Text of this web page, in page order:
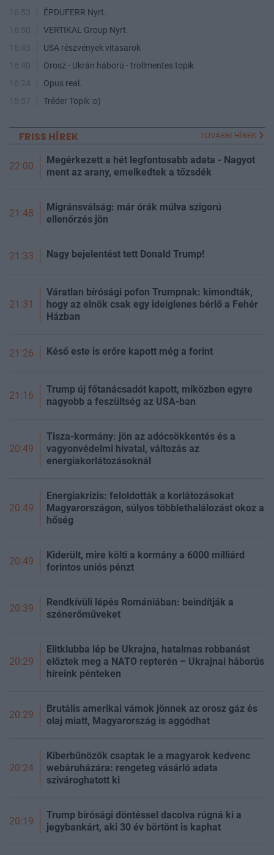
16:53
ÉPDUFERR Nyrt.
16:50
VERTIKAL Group Nyrt.
16:43
USA részvények vitasarok
16:40
Orosz - Ukrán háború - trollmentes topik
16:24
Opus real.
15:57
Tréder Topik :o)
FRISS HÍREK TOVÁBBI HÍREK
22:00
Megérkezett a hét legfontosabb adata - Nagyot
ment az arany, emelkedtek a tőzsdék
21:48
Migránsválság: már órák múlva szigorú
ellenőrzés jön
21:33 Nagy bejelentést tett Donald Trump!
21:31
Váratlan bírósági pofon Trumpnak: kimondták,
hogy az elnök csak egy ideiglenes bérlő a Fehér
Házban
21:26 Késő este is erőre kapott még a forint
21:16
Trump új főtanácsadót kapott, miközben egyre
nagyobb a feszültség az USA-ban
20:49
Tisza-kormány: jön az adócsökkentés és a
vagyonvédelmi hivatal, változás az
energiakorlátozásoknál
20:49
Energiakrízis: feloldották a korlátozásokat
Magyarországon, súlyos többlethalálozást okoz a
hőség
20:49
Kiderült, mire költi a kormány a 6000 milliárd
forintos uniós pénzt
20:39
Rendkívüli lépés Romániában: beindítják a
szénerőműveket
20:29
Elitklubba lép be Ukrajna, hatalmas robbanást
előztek meg a NATO repterén – Ukrajnai háborús
híreink pénteken
20:29
Brutális amerikai vámok jönnek az orosz gáz és
olaj miatt, Magyarország is aggódhat
20:24
Kiberbűnözők csaptak le a magyarok kedvenc
webáruházára: rengeteg vásárló adata
szivároghatott ki
20:19
Trump bírósági döntéssel dacolva rúgná ki a
jegybankárt, aki 30 év börtönt is kaphat